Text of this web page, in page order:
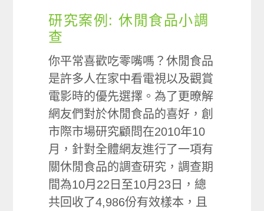
研究案例: 休閒食品小調
查
你平常喜歡吃零嘴嗎？休閒食品
是許多人在家中看電視以及觀賞
電影時的優先選擇。為了更暸解
網友們對於休閒食品的喜好，創
市際市場研究顧問在2010年10
月，針對全體網友進行了一項有
關休閒食品的調查研究，調查期
間為10月22日至10月23日，總
共回收了4,986份有效樣本，且